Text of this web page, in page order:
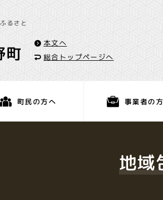
るさと
本文へ
総合トップページへ
町民の方へ 事業者の
地域